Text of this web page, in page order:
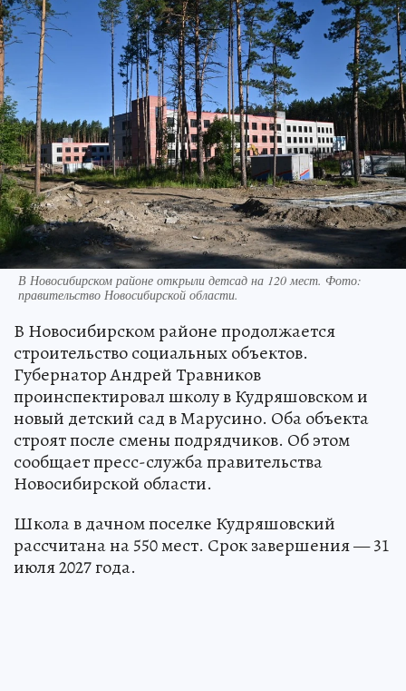
В Новосибирском районе открыли детсад на 120 мест. Фото:
правительство Новосибирской области.
В Новосибирском районе продолжается
строительство социальных объектов.
Губернатор Андрей Травников
проинспектировал школу в Кудряшовском и
новый детский сад в Марусино. Оба объекта
строят после смены подрядчиков. Об этом
сообщает пресс-служба правительства
Новосибирской области.
Школа в дачном поселке Кудряшовский
рассчитана на 550 мест. Срок завершения — 31
июля 2027 года.